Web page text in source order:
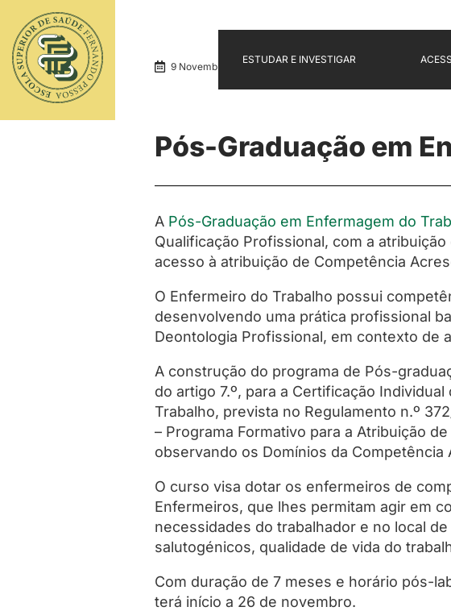
ESTUDAR E INVESTIGAR
9 Novembro · 2020 Notícias & Eventos
Pós-Graduação em
A Pós-Graduação em Enfermagem do
Qualificação Profissional, com a
acesso à atribuição de Competência
O Enfermeiro do Trabalho possui
desenvolvendo uma prática profissional
Deontologia Profissional, em contexto de
A construção do programa de Pós-
do artigo 7.º, para a Certificação
Trabalho, prevista no Regulamento n.º
– Programa Formativo para a Atribuição
observando os Domínios da
O curso visa dotar os enfermeiros de
Enfermeiros, que lhes permitam agir em
necessidades do trabalhador e no local
salutogénicos, qualidade de vida do
Com duração de 7 meses e horário pós-
terá início a 26 de novembro.